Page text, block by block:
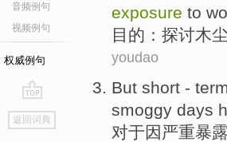
音频例句
视频例句
权威例句
go
top
返回词典
exposure to
目的 ： 探讨木
youdao
But short - term
smoggy days
对于因 严重暴露